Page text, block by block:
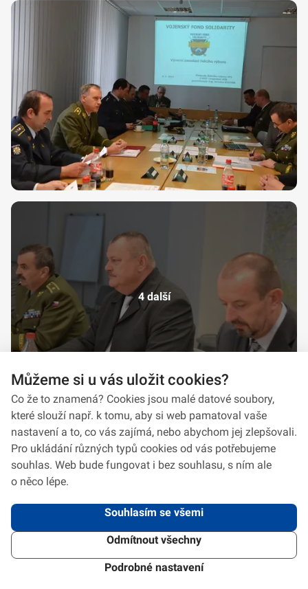
4 další
2026 © VeV-VA Vyškov • Informace jsou poskytovány v souladu se zákonem
Design Systém 4.6.3
Můžeme si u vás uložit cookies?
Co že to znamená? Cookies jsou malé datové soubory,
které slouží např. k tomu, aby si web pamatoval vaše
nastavení a to, co vás zajímá, nebo abychom jej zlepšovali.
Pro ukládání různých typů cookies od vás potřebujeme
souhlas. Web bude fungovat i bez souhlasu, s ním ale
o něco lépe.
Souhlasím se všemi
Odmítnout všechny
Podrobné nastavení